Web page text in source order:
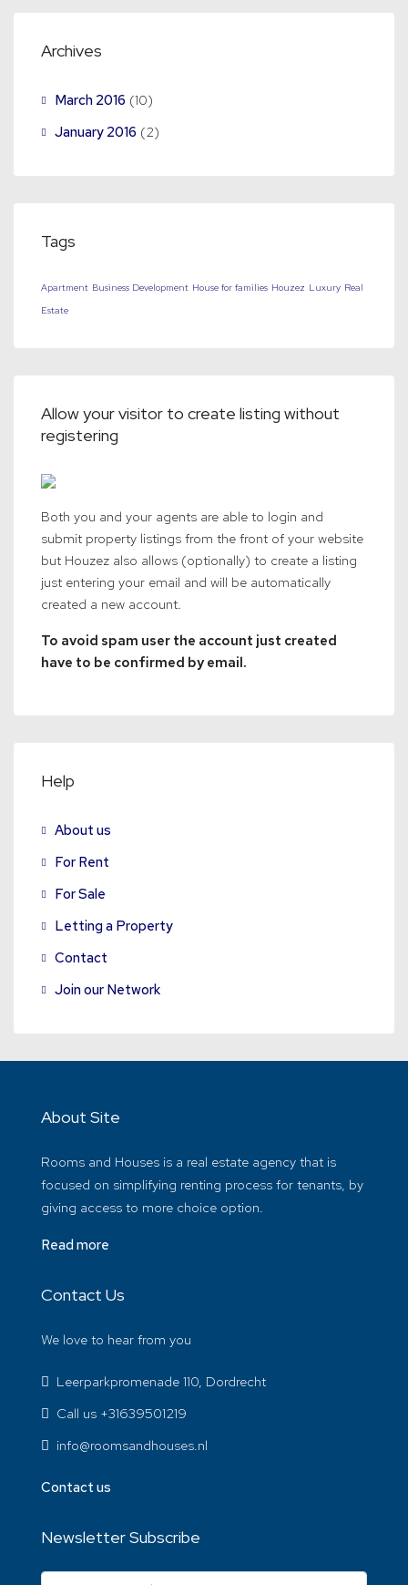
Archives
March 2016 (10)
January 2016 (2)
Tags
Apartment Business Development House for families Houzez Luxury Real
Estate
Allow your visitor to create listing without
registering
Both you and your agents are able to login and
submit property listings from the front of your website
but Houzez also allows (optionally) to create a listing
just entering your email and will be automatically
created a new account.
To avoid spam user the account just created
have to be confirmed by email.
Help
About us
For Rent
For Sale
Letting a Property
Contact
Join our Network
About Site
Rooms and Houses is a real estate agency that is
focused on simplifying renting process for tenants, by
giving access to more choice option.
Read more
Contact Us
We love to hear from you
Leerparkpromenade 110, Dordrecht
Call us +31639501219
info@roomsandhouses.nl
Contact us
Newsletter Subscribe